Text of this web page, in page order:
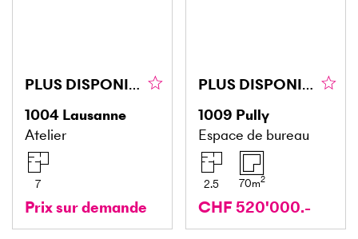
PLUS DISPONIBLE
1004 Lausanne
Atelier
7
Prix sur demande
PLUS DISPONIBLE
1009 Pully
Espace de bureau
2.5 70m2
CHF 520'000.-